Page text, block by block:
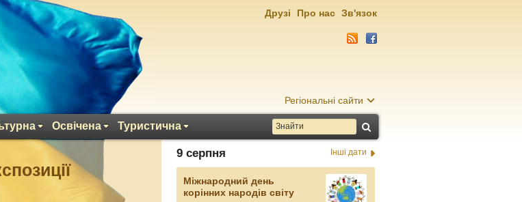
Регіональні сайти
Освічена Туристична
Друзі Про нас Зв'язок
9 серпня Інші дати
Міжнародний день
корінних народів світу